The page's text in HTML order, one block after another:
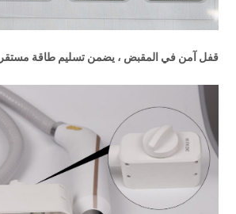
قفل آمن في المقبض ، يضمن تسليم طاقة مستقر